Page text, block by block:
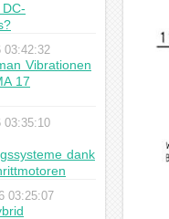
03:42:32
Vibrationen
17
03:35:10
dank
03:25:07